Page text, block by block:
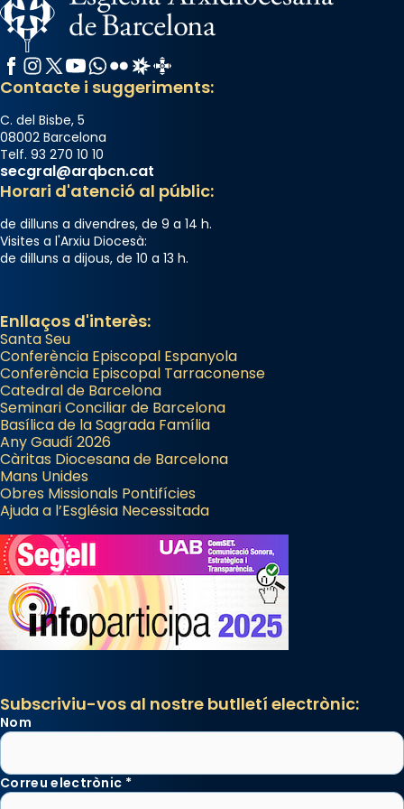
Facebook
Instagram
X / Twitter
YouTube
WhatsApp
FlickrRadio Estel
Catalunya Cristiana
Contacte i suggeriments:
C. del Bisbe, 5
08002 Barcelona
Telf. 93 270 10 10
secgral@arqbcn.cat
Horari d'atenció al públic:
de dilluns a divendres, de 9 a 14 h.
Visites a l'Arxiu Diocesà:
de dilluns a dijous, de 10 a 13 h.
Enllaços d'interès:
Santa Seu
Conferència Episcopal Espanyola
Conferència Episcopal Tarraconense
Catedral de Barcelona
Seminari Conciliar de Barcelona
Basílica de la Sagrada Família
Any Gaudí 2026
Càritas Diocesana de Barcelona
Mans Unides
Obres Missionals Pontifícies
Ajuda a l’Església Necessitada
Subscriviu-vos al nostre butlletí electrònic:
Nom
Correu electrònic *